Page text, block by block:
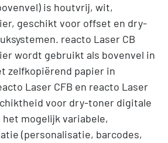
is houtvrij, wit,
geschikt voor offset en dry-
reacto Laser CB
wordt gebruikt als bovenvel in
zelfkopiërend papier in
Laser CFB en reacto Laser
voor dry-toner digitale
mogelijk variabele,
(personalisatie, barcodes,